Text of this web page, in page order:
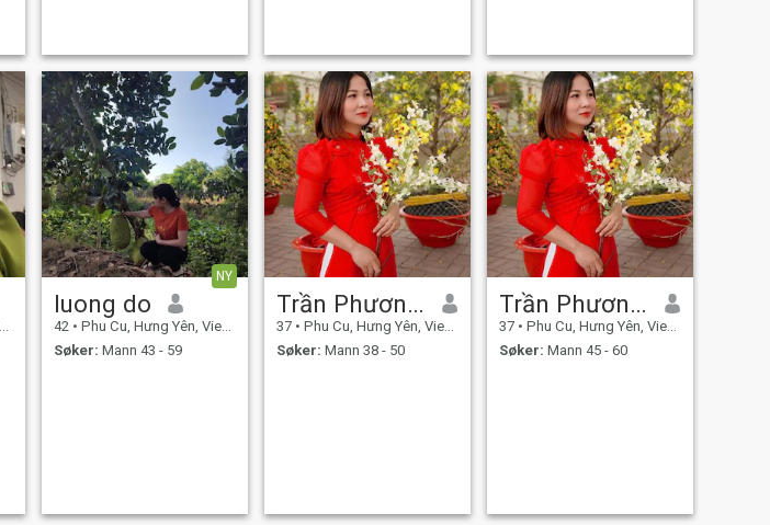
NY
luong do
42 • Phu Cu, Hưng Yên, Vietnam
Søker: Mann 43 - 59
Trần Phương linh
37 • Phu Cu, Hưng Yên, Vietnam
Søker: Mann 38 - 50
Trần Phương Linh
37 • Phu Cu, Hưng Yên, Vietnam
Søker: Mann 45 - 60